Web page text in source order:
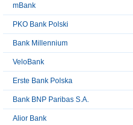
mBank
PKO Bank Polski
Bank Millennium
VeloBank
Erste Bank Polska
Bank BNP Paribas S.A.
Alior Bank